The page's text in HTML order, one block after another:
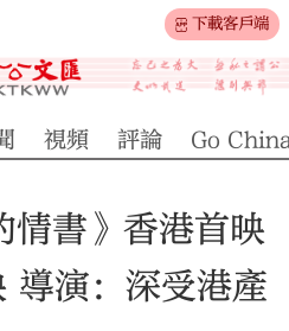
下載客戶端
視頻 評論 Go
情書》香港首映
演：深受港產